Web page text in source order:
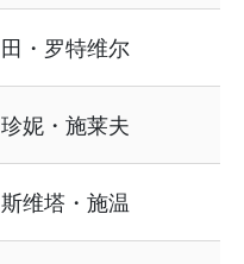
田・罗特维尔
珍妮・施莱夫
斯维塔・施温